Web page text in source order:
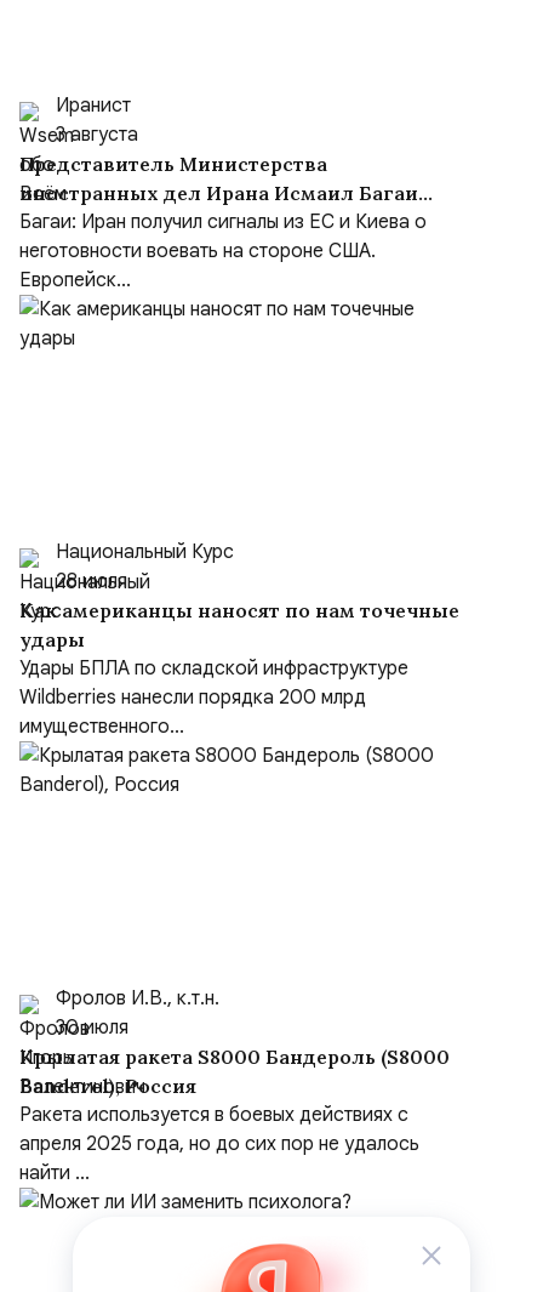
Иранист
3 августа
Представитель Министерства
иностранных дел Ирана Исмаил Багаи
выступил с заявлением
Багаи: Иран получил сигналы из ЕС и Киева о
неготовности воевать на стороне США.
Европейск...
Национальный Курс
28 июля
Как американцы наносят по нам точечные
удары
Удары БПЛА по складской инфраструктуре
Wildberries нанесли порядка 200 млрд
имущественного...
Фролов И.В., к.т.н.
30 июля
Крылатая ракета S8000 Бандероль (S8000
Banderol), Россия
Ракета используется в боевых действиях с
апреля 2025 года, но до сих пор не удалось
найти ...